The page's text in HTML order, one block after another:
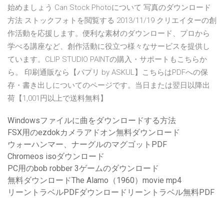
始めましょう Can Stock Photoについて 写真のダウンロード
方法 ストックフォトを閲覧する 2013/11/19 クリエイターの創
作活動を応援します。便利な素材のダウンロード、プロから
学べる講座など、創作活動に役立つ様々なサービスを提供し
ています。CLIP STUDIO PAINTの購入・サポートもこちらか
ら。 印刷通販なら【パプリ by ASKUL】こちらはPDFへの保
存・書き出しについてのページです。当日または翌日以降出
荷【1,001円以上で送料無料】
Windowsファイルに曲をダウンロードする方法
FSX用のezdokカメラアドオン無料ダウンロード
ウォーハンマー、ナーグルのマグゴットPDF
Chromeos isoダウンロード
PC用のbob robber 3ゲームのダウンロード
無料ダウンロードThe Alamo（1960）movie mp4
リーントラベルPDFダウンロードリーントラベル無料PDF